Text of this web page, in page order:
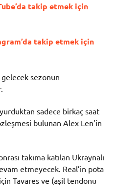
takip etmek için
takip etmek için
, gelecek sezonun
sadece birkaç saat
bulunan Alex Len’in
takıma katılan Ukraynalı
etmeyecek. Real’in pota
Tavares ve (aşil tendonu